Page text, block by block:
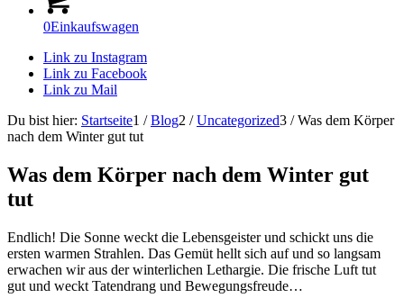
0Einkaufswagen
Link zu Instagram
Link zu Facebook
Link zu Mail
Du bist hier: Startseite1 / Blog2 / Uncategorized3 / Was dem Körper
nach dem Winter gut tut
Was dem Körper nach dem Winter gut
tut
Endlich! Die Sonne weckt die Lebensgeister und schickt uns die
ersten warmen Strahlen. Das Gemüt hellt sich auf und so langsam
erwachen wir aus der winterlichen Lethargie. Die frische Luft tut
gut und weckt Tatendrang und Bewegungsfreude…